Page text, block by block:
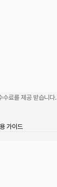
수료를 제공 받습니다.
가이드